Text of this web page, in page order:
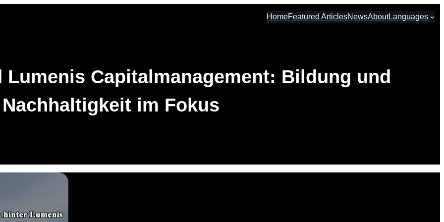
HomeFeatured ArticlesNewsAboutLanguages
Lumenis Capitalmanagement: Bildung und
Nachhaltigkeit im Fokus